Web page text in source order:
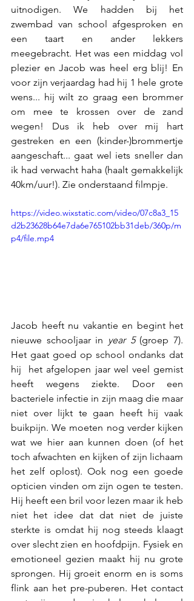
uitnodigen. We hadden bij het
zwembad van school afgesproken en
een taart en ander lekkers
meegebracht. Het was een middag vol
plezier en Jacob was heel erg blij! En
voor zijn verjaardag had hij 1 hele grote
wens... hij wilt zo graag een brommer
om mee te krossen over de zand
wegen! Dus ik heb over mij hart
gestreken en een (kinder-)brommertje
aangeschaft... gaat wel iets sneller dan
ik had verwacht haha (haalt gemakkelijk
40km/uur!). Zie onderstaand filmpje.
https://video.wixstatic.com/video/07c8a3_15
d2b23628b64e7da6e765102bb31deb/360p/m
p4/file.mp4
Jacob heeft nu vakantie en begint het
nieuwe schooljaar in year 5 (groep 7).
Het gaat goed op school ondanks dat
hij  het afgelopen jaar wel veel gemist
heeft wegens ziekte. Door een
bacteriele infectie in zijn maag die maar
niet over lijkt te gaan heeft hij vaak
buikpijn. We moeten nog verder kijken
wat we hier aan kunnen doen (of het
toch afwachten en kijken of zijn lichaam
het zelf oplost). Ook nog een goede
opticien vinden om zijn ogen te testen.
Hij heeft een bril voor lezen maar ik heb
niet het idee dat dat niet de juiste
sterkte is omdat hij nog steeds klaagt
over slecht zien en hoofdpijn. Fysiek en
emotioneel gezien maakt hij nu grote
sprongen. Hij groeit enorm en is soms
flink aan het pre-puberen. Het contact